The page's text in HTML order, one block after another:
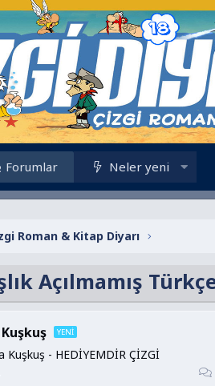
Forumlar Neler yeni
Roman & Kitap Diyarı
Açılmamış
Kuşkuş - HEDİYEMDİR ÇİZGİ